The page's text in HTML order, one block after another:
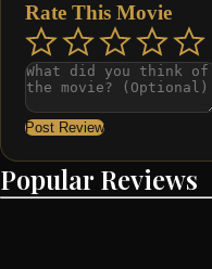
Rate This Movie
Post Review
Popular Reviews